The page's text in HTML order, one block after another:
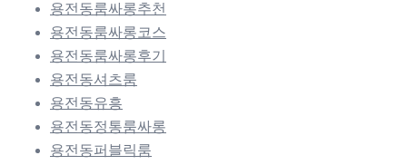
용전동룸싸롱추천
용전동룸싸롱코스
용전동룸싸롱후기
용전동셔츠룸
용전동유흥
용전동정통룸싸롱
용전동퍼블릭룸